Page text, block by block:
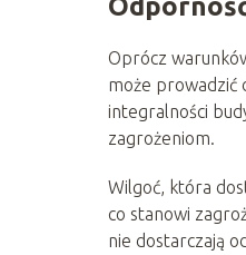
Oprócz
może prowadzić
integralności
zagrożeniom.
Wilgoć, która
co stanowi
nie dostarczają